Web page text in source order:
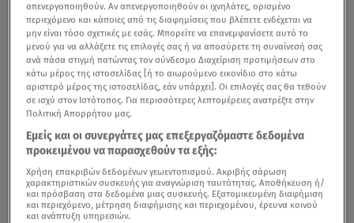
απενεργοποιηθούν. Αν απενεργοποιηθούν οι ιχνηλάτες, ορισμένο
περιεχόμενο και κάποιες από τις διαφημίσεις που βλέπετε ενδέχεται να
μην είναι τόσο σχετικές με εσάς. Μπορείτε να επανεμφανίσετε αυτό το
μενού για να αλλάξετε τις επιλογές σας ή να αποσύρετε τη συναίνεσή σας
ανά πάσα στιγμή πατώντας τον σύνδεσμο Διαχείριση προτιμήσεων στο
κάτω μέρος της ιστοσελίδας [ή το αιωρούμενο εικονίδιο στο κάτω
αριστερό μέρος της ιστοσελίδας, εάν υπάρχει]. Οι επιλογές σας θα τεθούν
σε ισχύ στον Ιστότοπος. Για περισσότερες λεπτομέρειες ανατρέξτε στην
Πολιτική Απορρήτου μας.
Εμείς και οι συνεργάτες μας επεξεργαζόμαστε δεδομένα
προκειμένου να παρασχεθούν τα εξής:
Χρήση επακριβών δεδομένων γεωεντοπισμού. Ακριβής σάρωση
χαρακτηριστικών συσκευής για αναγνώριση ταυτότητας. Αποθήκευση ή/
και πρόσβαση στα δεδομένα μιας συσκευής. Εξατομικευμένη διαφήμιση
και περιεχόμενο, μέτρηση διαφήμισης και περιεχομένου, έρευνα κοινού
και ανάπτυξη υπηρεσιών.